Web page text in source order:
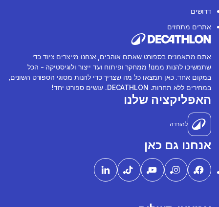
דרושים
אתרים מתחזים
אתם מתאמנים בספורט שאתם אוהבים, אנחנו מייצרים ציוד כדי
שתמשיכו להנות ממנו! ממחקר ופיתוח ועד ייצור ולוגיסטיקה - הכל
במקום אחד. כאן תמצאו כל מה שצריך כדי להנות מסוגי הספורט השונים,
במחירים ללא תחרות. DECATHLON. עושים ספורט יחד!
האפליקציה שלנו
להורדה
אנחנו גם כאן